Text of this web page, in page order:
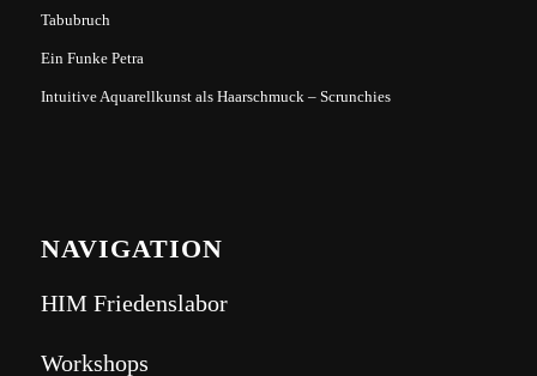
Tabubruch
Ein Funke Petra
Intuitive Aquarellkunst als Haarschmuck – Scrunchies
NAVIGATION
HIM Friedenslabor
Workshops